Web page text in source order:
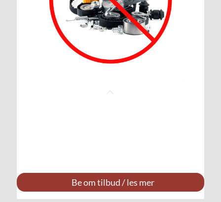
Be om tilbud / les mer